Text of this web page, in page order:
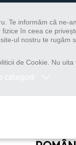
Te informăm că ne-
în ceea ce
ul nostru te rugăm
de Cookie. Nu uita